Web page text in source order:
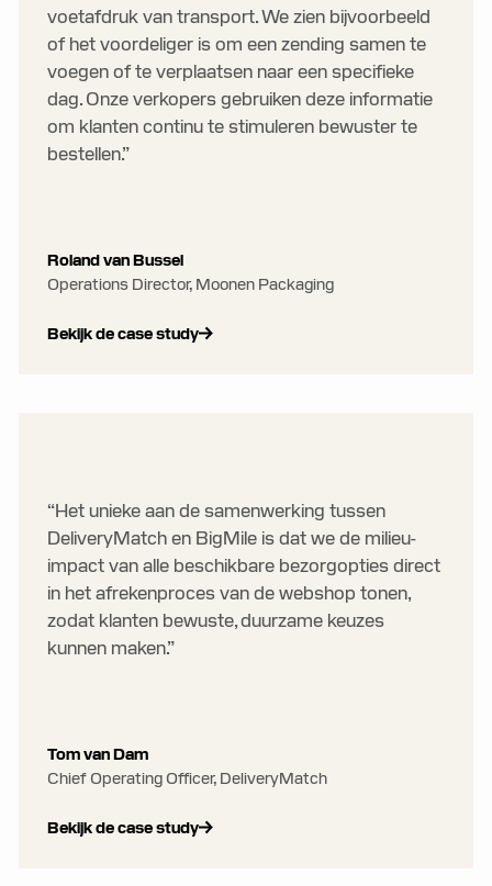
voetafdruk van transport. We zien bijvoorbeeld
of het voordeliger is om een zending samen te
voegen of te verplaatsen naar een specifieke
dag. Onze verkopers gebruiken deze informatie
om klanten continu te stimuleren bewuster te
bestellen.”
Roland van Bussel
Operations Director, Moonen Packaging
Bekijk de case study
“Het unieke aan de samenwerking tussen
DeliveryMatch en BigMile is dat we de milieu-
impact van alle beschikbare bezorgopties direct
in het afrekenproces van de webshop tonen,
zodat klanten bewuste, duurzame keuzes
kunnen maken.”
Tom van Dam
Chief Operating Officer, DeliveryMatch
Bekijk de case study